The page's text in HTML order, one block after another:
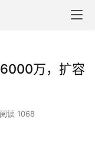
万，扩容
阅读 1068